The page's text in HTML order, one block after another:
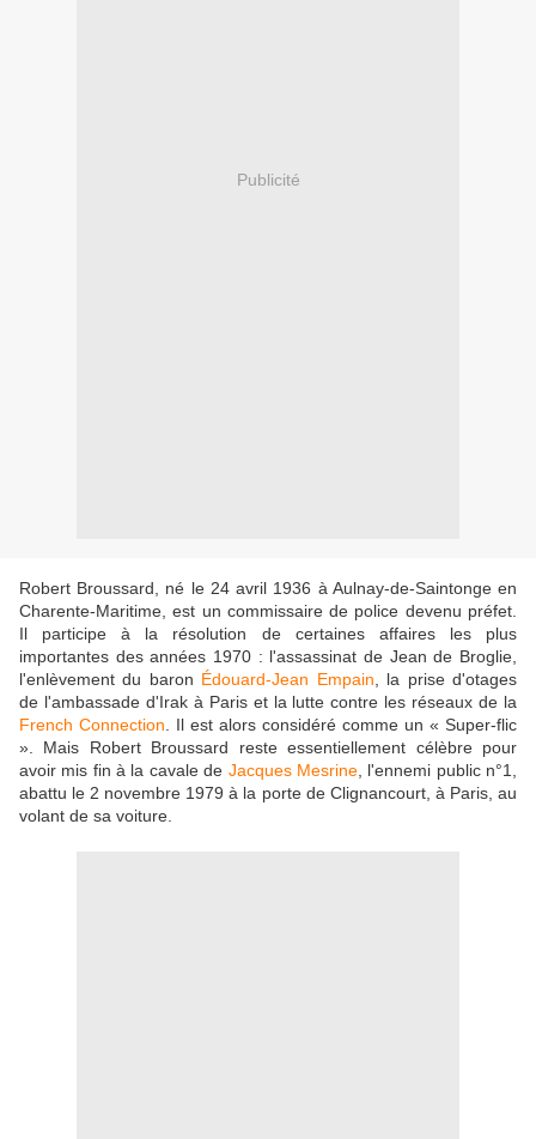
Publicité
Robert Broussard, né le 24 avril 1936 à Aulnay-de-Saintonge en
Charente-Maritime, est un commissaire de police devenu préfet.
Il participe à la résolution de certaines affaires les plus
importantes des années 1970 : l'assassinat de Jean de Broglie,
l'enlèvement du baron Édouard-Jean Empain , la prise d'otages
de l'ambassade d'Irak à Paris et la lutte contre les réseaux de la
French Connection . Il est alors considéré comme un « Super-flic
». Mais Robert Broussard reste essentiellement célèbre pour
avoir mis fin à la cavale de Jacques Mesrine, l'ennemi public n°1,
abattu le 2 novembre 1979 à la porte de Clignancourt, à Paris, au
volant de sa voiture.